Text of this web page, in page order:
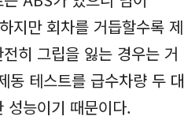
지만 회차를 거듭할수록 제
히 그립을 잃는 경우는 거
동 테스트를 급수차량 두 대
능이기 때문이다.